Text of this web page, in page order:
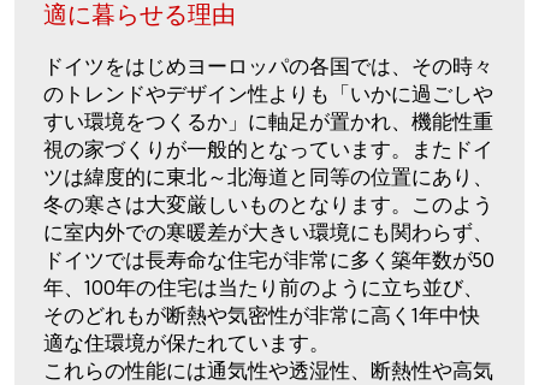
適に暮らせる理由
ドイツをはじめヨーロッパの各国では、その時々
のトレンドやデザイン性よりも「いかに過ごしや
すい環境をつくるか」に軸足が置かれ、機能性重
視の家づくりが一般的となっています。またドイ
ツは緯度的に東北～北海道と同等の位置にあり、
冬の寒さは大変厳しいものとなります。このよう
に室内外での寒暖差が大きい環境にも関わらず、
ドイツでは長寿命な住宅が非常に多く築年数が50
年、100年の住宅は当たり前のように立ち並び、
そのどれもが断熱や気密性が非常に高く1年中快
適な住環境が保たれています。
これらの性能には通気性や透湿性、断熱性や高気